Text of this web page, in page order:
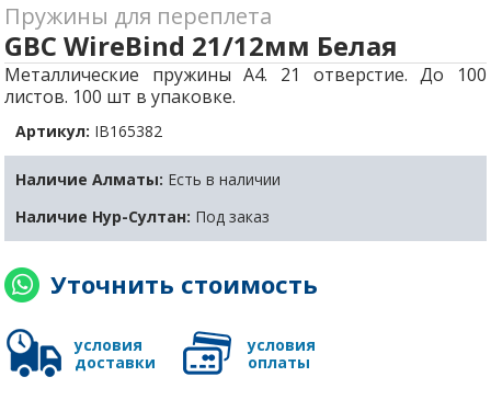
Пружины для переплета
GBC WireBind 21/12мм Белая
Металлические пружины A4. 21 отверстие. До 100
листов. 100 шт в упаковке.
Артикул: IB165382
Наличие Алматы: Есть в наличии
Наличие Нур-Султан: Под заказ
Уточнить стоимость
условия
доставки
условия
оплаты